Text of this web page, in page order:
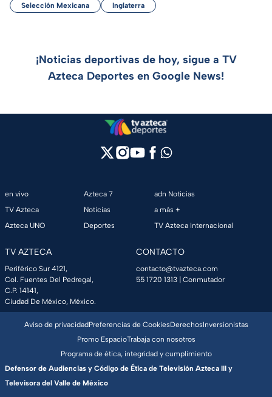
Selección Mexicana Inglaterra
¡Noticias deportivas de hoy, sigue a TV
Azteca Deportes en Google News!
en vivo
TV Azteca
Azteca UNO
Azteca 7
Noticias
Deportes
adn Noticias
a más +
TV Azteca Internacional
TV AZTECA
Periférico Sur 4121,
Col. Fuentes Del Pedregal,
C.P. 14141,
Ciudad De México, México.
CONTACTO
contacto@tvazteca.com
55 1720 1313 | Conmutador
Aviso de privacidadPreferencias de CookiesDerechosInversionistas
Promo EspacioTrabaja con nosotros
Programa de ética, integridad y cumplimiento
Defensor de Audiencias y Código de Ética de Televisión Azteca III y
Televisora del Valle de México